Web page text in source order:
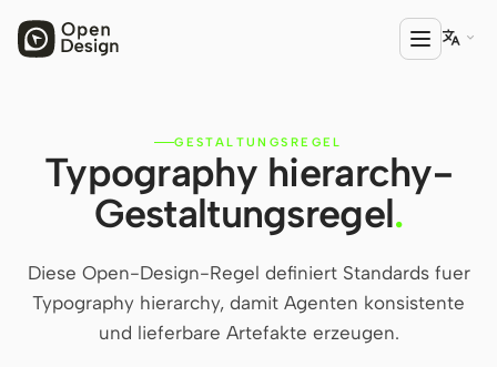
Open Design
HTML Anything
HTML Video
Codex Slides

GESTALTUNGSREGEL
Typography hierarchy-
Gestaltungsregel.
Diese Open-Design-Regel definiert Standards fuer
Typography hierarchy, damit Agenten konsistente
und lieferbare Artefakte erzeugen.